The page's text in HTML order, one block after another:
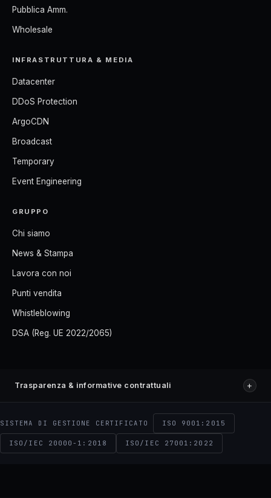
Pubblica Amm.
Wholesale
INFRASTRUTTURA & MEDIA
Datacenter
DDoS Protection
ArgoCDN
Broadcast
Temporary
Event Engineering
GRUPPO
Chi siamo
News & Stampa
Lavora con noi
Punti vendita
Whistleblowing
DSA (Reg. UE 2022/2065)
Trasparenza & informative contrattuali +
SISTEMA DI GESTIONE CERTIFICATO ISO 9001:2015
ISO/IEC 20000-1:2018 ISO/IEC 27001:2022